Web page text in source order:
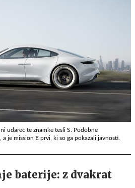
udarec te znamke tesli S. Podobne
je mission E prvi, ki so ga pokazali javnosti.
baterije: z dvakrat